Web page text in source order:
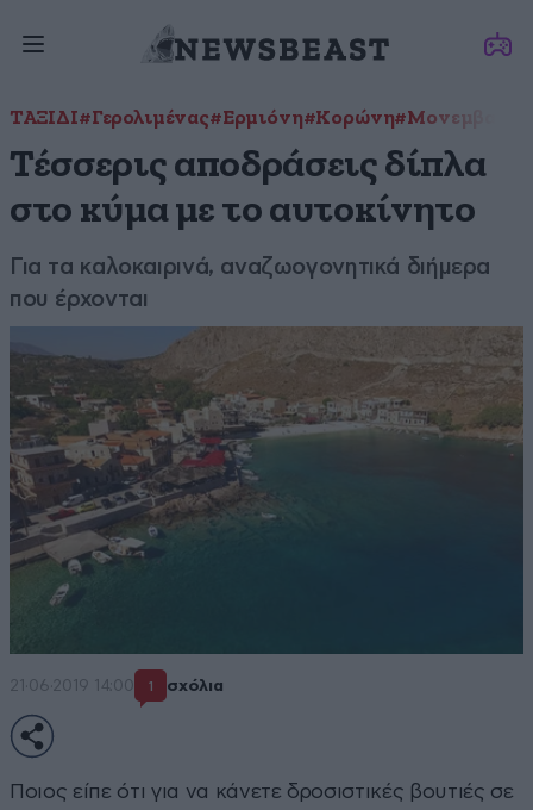
ΤΑΞΙΔΙ#Γερολιμένας#Ερμιόνη#Κορώνη#Μονεμβασιά
Τέσσερις αποδράσεις δίπλα
στο κύμα με το αυτοκίνητο
Για τα καλοκαιρινά, αναζωογονητικά διήμερα
που έρχονται
21·06·2019 14:00 1 σχόλια
Ποιος είπε ότι για να κάνετε δροσιστικές βουτιές σε